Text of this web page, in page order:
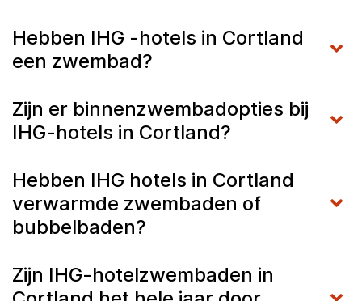
Hebben IHG -hotels in Cortland
een zwembad?
Zijn er binnenzwembadopties bij
IHG-hotels in Cortland?
Hebben IHG hotels in Cortland
verwarmde zwembaden of
bubbelbaden?
Zijn IHG-hotelzwembaden in